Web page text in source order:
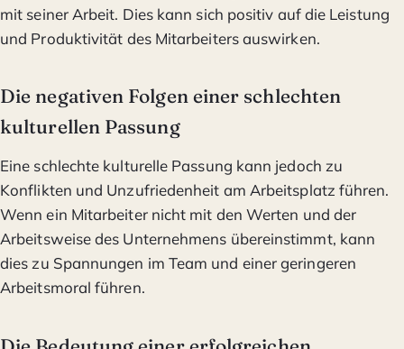
mit seiner Arbeit. Dies kann sich positiv auf die Leistung
und Produktivität des Mitarbeiters auswirken.
Die negativen Folgen einer schlechten
kulturellen Passung
Eine schlechte kulturelle Passung kann jedoch zu
Konflikten und Unzufriedenheit am Arbeitsplatz führen.
Wenn ein Mitarbeiter nicht mit den Werten und der
Arbeitsweise des Unternehmens übereinstimmt, kann
dies zu Spannungen im Team und einer geringeren
Arbeitsmoral führen.